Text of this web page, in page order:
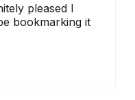
pleased I
bookmarking it